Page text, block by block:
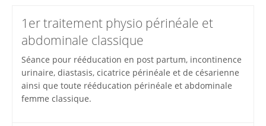
1er traitement physio périnéale et
abdominale classique
Séance pour rééducation en post partum, incontinence
urinaire, diastasis, cicatrice périnéale et de césarienne
ainsi que toute rééducation périnéale et abdominale
femme classique.